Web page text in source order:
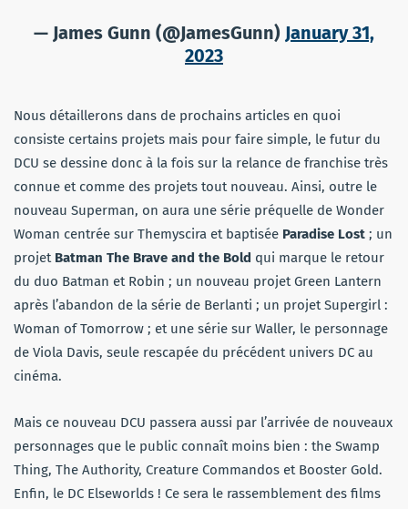
— James Gunn (@JamesGunn) January 31,
2023
Nous détaillerons dans de prochains articles en quoi
consiste certains projets mais pour faire simple, le futur du
DCU se dessine donc à la fois sur la relance de franchise très
connue et comme des projets tout nouveau. Ainsi, outre le
nouveau Superman, on aura une série préquelle de Wonder
Woman centrée sur Themyscira et baptisée Paradise Lost ; un
projetBatman The Brave and the Bold qui marque le retour
du duo Batman et Robin ; un nouveau projet Green Lantern
après l’abandon de la série de Berlanti ; un projet Supergirl :
Woman of Tomorrow ; et une série sur Waller, le personnage
de Viola Davis, seule rescapée du précédent univers DC au
cinéma.
Mais ce nouveau DCU passera aussi par l’arrivée de nouveaux
personnages que le public connaît moins bien : the Swamp
Thing, The Authority, Creature Commandos et Booster Gold.
Enfin, le DC Elseworlds ! Ce sera le rassemblement des films